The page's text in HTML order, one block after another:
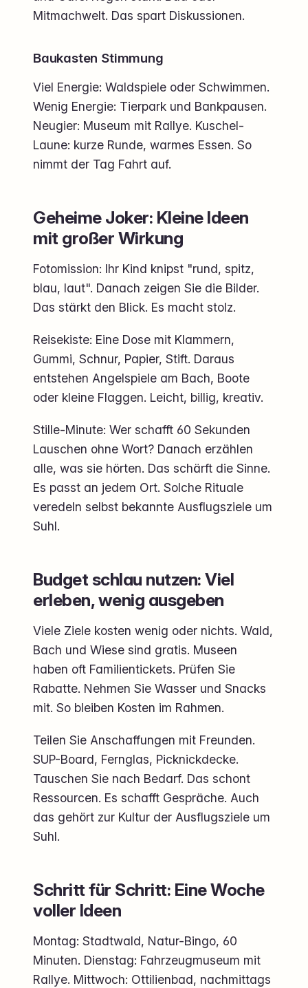
Mitmachwelt. Das spart Diskussionen.
Baukasten Stimmung
Viel Energie: Waldspiele oder Schwimmen.
Wenig Energie: Tierpark und Bankpausen.
Neugier: Museum mit Rallye. Kuschel-
Laune: kurze Runde, warmes Essen. So
nimmt der Tag Fahrt auf.
Geheime Joker: Kleine Ideen
mit großer Wirkung
Fotomission: Ihr Kind knipst "rund, spitz,
blau, laut". Danach zeigen Sie die Bilder.
Das stärkt den Blick. Es macht stolz.
Reisekiste: Eine Dose mit Klammern,
Gummi, Schnur, Papier, Stift. Daraus
entstehen Angelspiele am Bach, Boote
oder kleine Flaggen. Leicht, billig, kreativ.
Stille-Minute: Wer schafft 60 Sekunden
Lauschen ohne Wort? Danach erzählen
alle, was sie hörten. Das schärft die Sinne.
Es passt an jedem Ort. Solche Rituale
veredeln selbst bekannte Ausflugsziele um
Suhl.
Budget schlau nutzen: Viel
erleben, wenig ausgeben
Viele Ziele kosten wenig oder nichts. Wald,
Bach und Wiese sind gratis. Museen
haben oft Familientickets. Prüfen Sie
Rabatte. Nehmen Sie Wasser und Snacks
mit. So bleiben Kosten im Rahmen.
Teilen Sie Anschaffungen mit Freunden.
SUP-Board, Fernglas, Picknickdecke.
Tauschen Sie nach Bedarf. Das schont
Ressourcen. Es schafft Gespräche. Auch
das gehört zur Kultur der Ausflugsziele um
Suhl.
Schritt für Schritt: Eine Woche
voller Ideen
Montag: Stadtwald, Natur-Bingo, 60
Minuten. Dienstag: Fahrzeugmuseum mit
Rallye. Mittwoch: Ottilienbad, nachmittags